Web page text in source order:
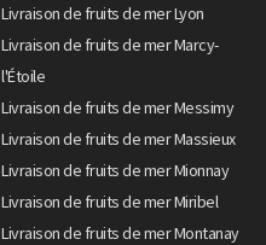
Livraison de fruits de mer Lyon
Livraison de fruits de mer Marcy-
l'Étoile
Livraison de fruits de mer Messimy
Livraison de fruits de mer Massieux
Livraison de fruits de mer Mionnay
Livraison de fruits de mer Miribel
Livraison de fruits de mer Montanay